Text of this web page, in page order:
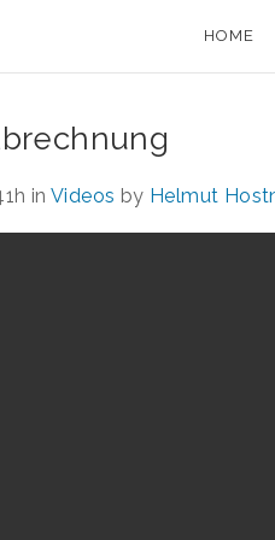
HOME
inVideos by Helmut